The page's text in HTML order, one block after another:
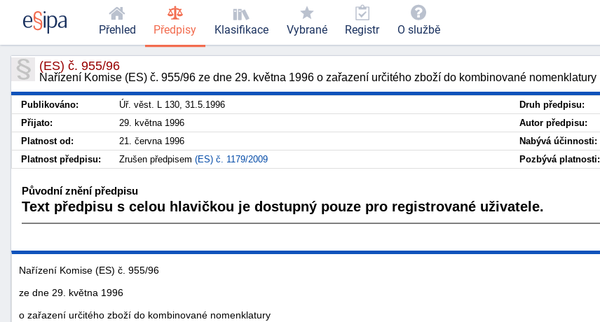
(ES) č. 955/96
Nařízení Komise (ES) č. 955/96 ze dne 29. května 1996 o zařazení určitého zboží do kombinované nomenklatury
Publikováno: Úř. věst. L 130, 31.5.1996 Druh předpisu:
Přijato:
29. května 1996 Autor předpisu:
Platnost od:
21. června 1996 Nabývá účinnosti:
Platnost předpisu:
Zrušen předpisem (ES) č. 1179/2009 Pozbývá platnosti:
Původní znění předpisu
Text předpisu s celou hlavičkou je dostupný pouze pro registrované uživatele.
Nařízení Komise (ES) č. 955/96
ze dne 29. května 1996
o zařazení určitého zboží do kombinované nomenklatury
Přehled Předpisy Klasifikace Vybrané Registr O službě